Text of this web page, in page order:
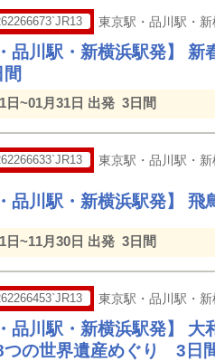
東京駅・品川駅・
品川駅・新横浜駅発】
日~01月31日 出発 3日間
東京駅・品川駅・
品川駅・新横浜駅発】
日~11月30日 出発 3日間
東京駅・品川駅・
・品川駅・新横浜駅発】
つの世界遺産めぐり 3日